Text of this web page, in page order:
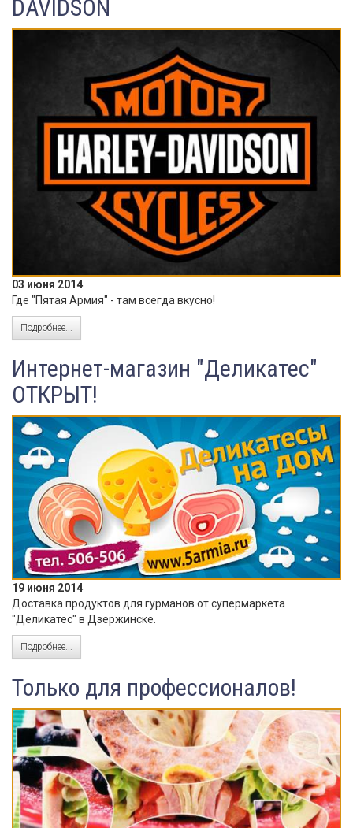
DAVIDSON
03 июня 2014
Где "Пятая Армия" - там всегда вкусно!
Подробнее...
Интернет-магазин "Деликатес"
ОТКРЫТ!
19 июня 2014
Доставка продуктов для гурманов от супермаркета
"Деликатес" в Дзержинске.
Подробнее...
Только для профессионалов!